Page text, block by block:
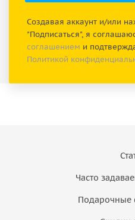
Создавая аккаунт и/или
"Подписаться", я
соглашением и
Политикой
Часто
Подарочные